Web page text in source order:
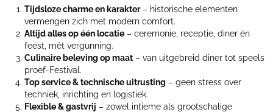
Tijdsloze charme en karakter– historische elementen
vermengen zich met modern comfort.
Altijd alles op één locatie – ceremonie, receptie, diner én
feest, mét vergunning.
Culinaire beleving op maat – van uitgebreid diner tot speels
proef-Festival.
Top service & technische uitrusting – geen stress over
techniek, inrichting en logistiek.
Flexible & gastvrij – zowel intieme als grootschalige